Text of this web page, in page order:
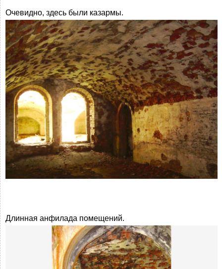
Очевидно, здесь были казармы.
Длинная анфилада помещений.